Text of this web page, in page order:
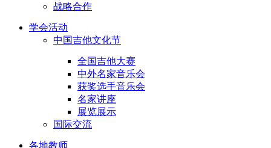
战略合作
学会活动
中国吉他文化节
全国吉他大赛
中外名家音乐会
获奖选手音乐会
名家讲座
展览展示
国际交流
各地教师